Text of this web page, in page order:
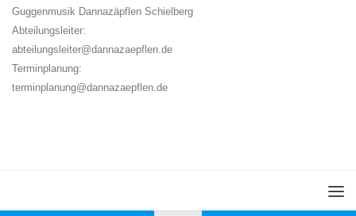
Guggenmusik Dannazäpflen Schielberg
Abteilungsleiter:
abteilungsleiter@dannazaepflen.de
Terminplanung:
terminplanung@dannazaepflen.de